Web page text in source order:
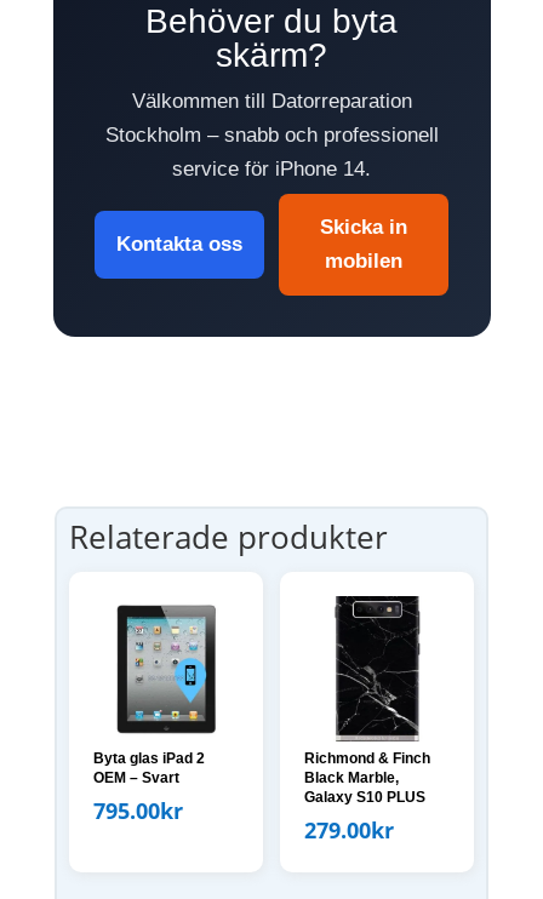
Behöver du byta
skärm?
Välkommen till Datorreparation
Stockholm – snabb och professionell
service för iPhone 14.
Kontakta oss
Skicka in
mobilen
Relaterade produkter
Byta glas iPad 2
OEM – Svart
795.00kr
Richmond & Finch
Black Marble,
Galaxy S10 PLUS
279.00kr